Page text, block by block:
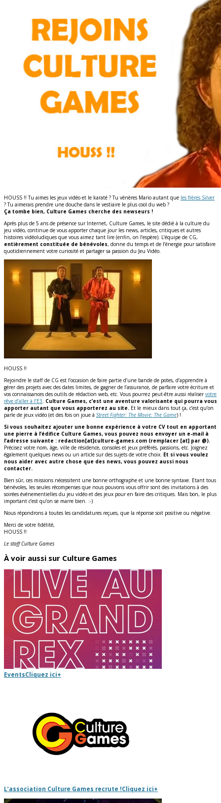
HOUSS !! Tu aimes les jeux vidéo et le karaté ? Tu vénères Mario autant que les frères Silver
? Tu aimerais prendre une douche dans le vestiaire le plus cool du web ?
Ça tombe bien, Culture Games cherche des newseurs !
Après plus de 5 ans de présence sur Internet, Culture Games, le site dédié à la culture du
jeu vidéo, continue de vous apporter chaque jour les news, articles, critiques et autres
histoires vidéoludiques que vous aimez tant lire (enfin, on l’espère). L’équipe de CG,
entièrement constituée de bénévoles, donne du temps et de l’énergie pour satisfaire
quotidiennement votre curiosité et partager sa passion du Jeu Vidéo.
HOUSS !!
Rejoindre le staff de CG est l’occasion de faire partie d’une bande de potes, d’apprendre à
gérer des projets avec des dates limites, de gagner de l’assurance, de parfaire votre écriture et
vos connaissances des outils de rédaction web, etc. Vous pourrez peut-être aussi réaliservotre
rêve d’aller à l’E3. Culture Games, c’est une aventure valorisante qui pourra vous
apporter autant que vous apporterez au site. Et le mieux dans tout ça, c’est qu’on
parle de jeux vidéo (et des fois on joue à Street Fighter: The Movie: The Game) !
Si vous souhaitez ajouter une bonne expérience à votre CV tout en apportant
une pierre à l’édifice Culture Games, vous pouvez nous envoyer un e-mail à
l’adresse suivante : redaction[at]culture-games.com (remplacer [at] par @).
Précisez votre nom, âge, ville de résidence, consoles et jeux préférés, passions, etc. Joignez
également quelques news ou un article sur des sujets de votre choix. Et si vous voulez
nous aider avec autre chose que des news, vous pouvez aussi nous
contacter.
Bien sûr, ces missions nécessitent une bonne orthographe et une bonne syntaxe. Etant tous
bénévoles, les seules récompenses que nous pouvons vous offrir sont des invitations à des
soirées événementielles du jeu vidéo et des jeux pour en faire des critiques. Mais bon, le plus
important c’est qu’on se marre bien. :-)
Nous répondrons à toutes les candidatures reçues, que la réponse soit positive ou négative.
Merci de votre fidélité,
HOUSS !!
Le staff Culture Games
À voir aussi sur Culture Games
EventsCliquez ici+
L’association Culture Games recrute !Cliquez ici+